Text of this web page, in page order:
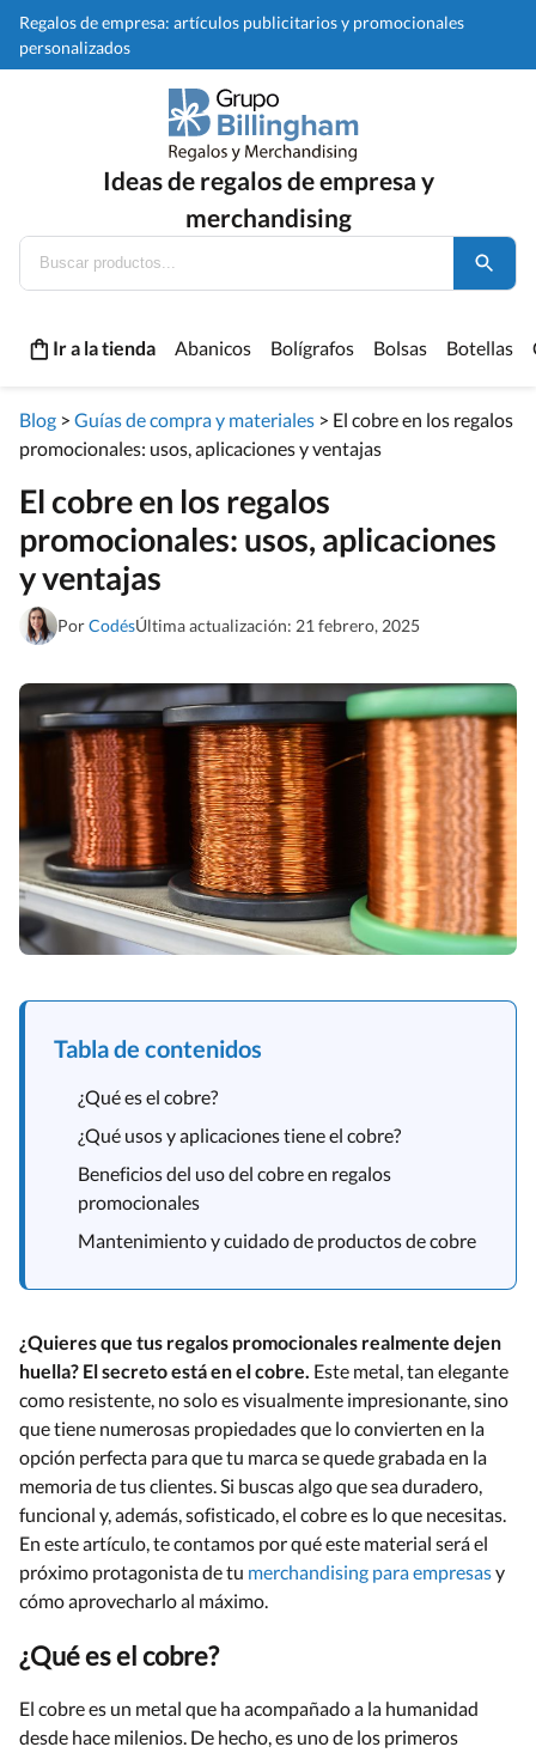
Regalos de empresa: artículos publicitarios y promocionales
personalizados
Ideas de regalos de empresa y
merchandising
Ir a la tienda Abanicos Bolígrafos Bolsas Botellas
Blog > Guías de compra y materiales > El cobre en los regalos
promocionales: usos, aplicaciones y ventajas
El cobre en los regalos
promocionales: usos, aplicaciones
y ventajas
PorCodésÚltima actualización: 21 febrero, 2025
Tabla de contenidos
¿Qué es el cobre?
¿Qué usos y aplicaciones tiene el cobre?
Beneficios del uso del cobre en regalos
promocionales
Mantenimiento y cuidado de productos de cobre
¿Quieres que tus regalos promocionales realmente dejen
huella? El secreto está en el cobre. Este metal, tan elegante
como resistente, no solo es visualmente impresionante, sino
que tiene numerosas propiedades que lo convierten en la
opción perfecta para que tu marca se quede grabada en la
memoria de tus clientes. Si buscas algo que sea duradero,
funcional y, además, sofisticado, el cobre es lo que necesitas.
En este artículo, te contamos por qué este material será el
próximo protagonista de tu merchandising para empresasy
cómo aprovecharlo al máximo.
¿Qué es el cobre?
El cobre es un metal que ha acompañado a la humanidad
desde hace milenios. De hecho, es uno de los primeros